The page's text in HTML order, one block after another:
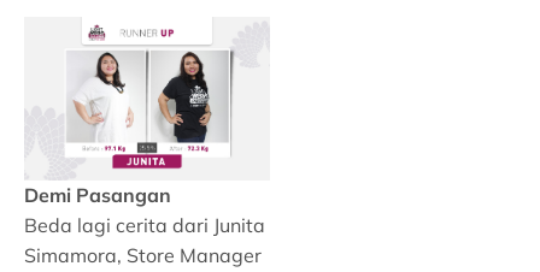
Demi Pasangan
Beda lagi cerita dari Junita
Simamora, Store Manager